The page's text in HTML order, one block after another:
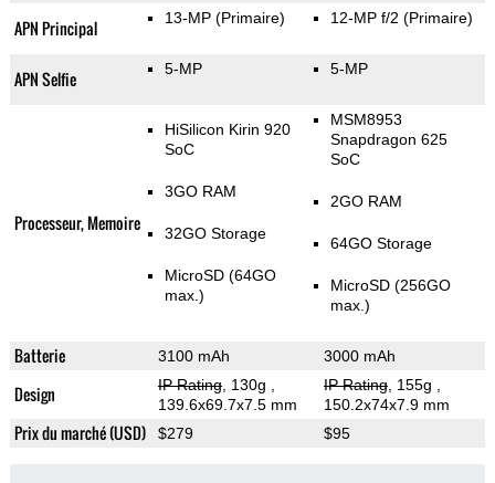
APN Principal 13-MP (Primaire) 12-MP f/2 (Primaire)
APN Selfie 5-MP 5-MP
Processeur, Memoire
HiSilicon Kirin 920
SoC
3GO RAM
32GO Storage
MicroSD (64GO
max.)
MSM8953
Snapdragon 625
SoC
2GO RAM
64GO Storage
MicroSD (256GO
max.)
Batterie 3100 mAh 3000 mAh
Design IP Rating, 130g
139.6x69.7x7.5 mm
IP Rating, 155g
150.2x74x7.9 mm
Prix du marché (USD) $279 $95